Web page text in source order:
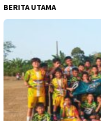
BERITA UTAMA